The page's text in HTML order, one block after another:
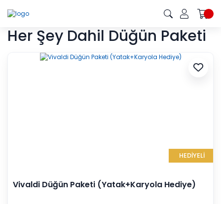
Her Şey Dahil Düğün Paketi
HEDİYELİ
Vivaldi Düğün Paketi (Yatak+Karyola Hediye)